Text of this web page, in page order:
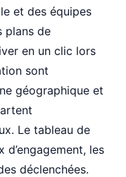
et des équipes
plans de
en un clic lors
sont
géographique et
Le tableau de
les
déclenchées.